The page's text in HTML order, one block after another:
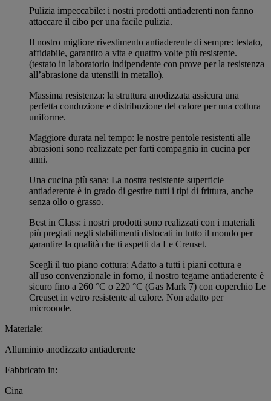
Pulizia impeccabile: i nostri prodotti antiaderenti non fanno
attaccare il cibo per una facile pulizia.
Il nostro migliore rivestimento antiaderente di sempre: testato,
affidabile, garantito a vita e quattro volte più resistente.
(testato in laboratorio indipendente con prove per la resistenza
all’abrasione da utensili in metallo).
Massima resistenza: la struttura anodizzata assicura una
perfetta conduzione e distribuzione del calore per una cottura
uniforme.
Maggiore durata nel tempo: le nostre pentole resistenti alle
abrasioni sono realizzate per farti compagnia in cucina per
anni.
Una cucina più sana: La nostra resistente superficie
antiaderente è in grado di gestire tutti i tipi di frittura, anche
senza olio o grasso.
Best in Class: i nostri prodotti sono realizzati con i materiali
più pregiati negli stabilimenti dislocati in tutto il mondo per
garantire la qualità che ti aspetti da Le Creuset.
Scegli il tuo piano cottura: Adatto a tutti i piani cottura e
all'uso convenzionale in forno, il nostro tegame antiaderente è
sicuro fino a 260 °C o 220 °C (Gas Mark 7) con coperchio Le
Creuset in vetro resistente al calore. Non adatto per
microonde.
Materiale:
Alluminio anodizzato antiaderente
Fabbricato in:
Cina